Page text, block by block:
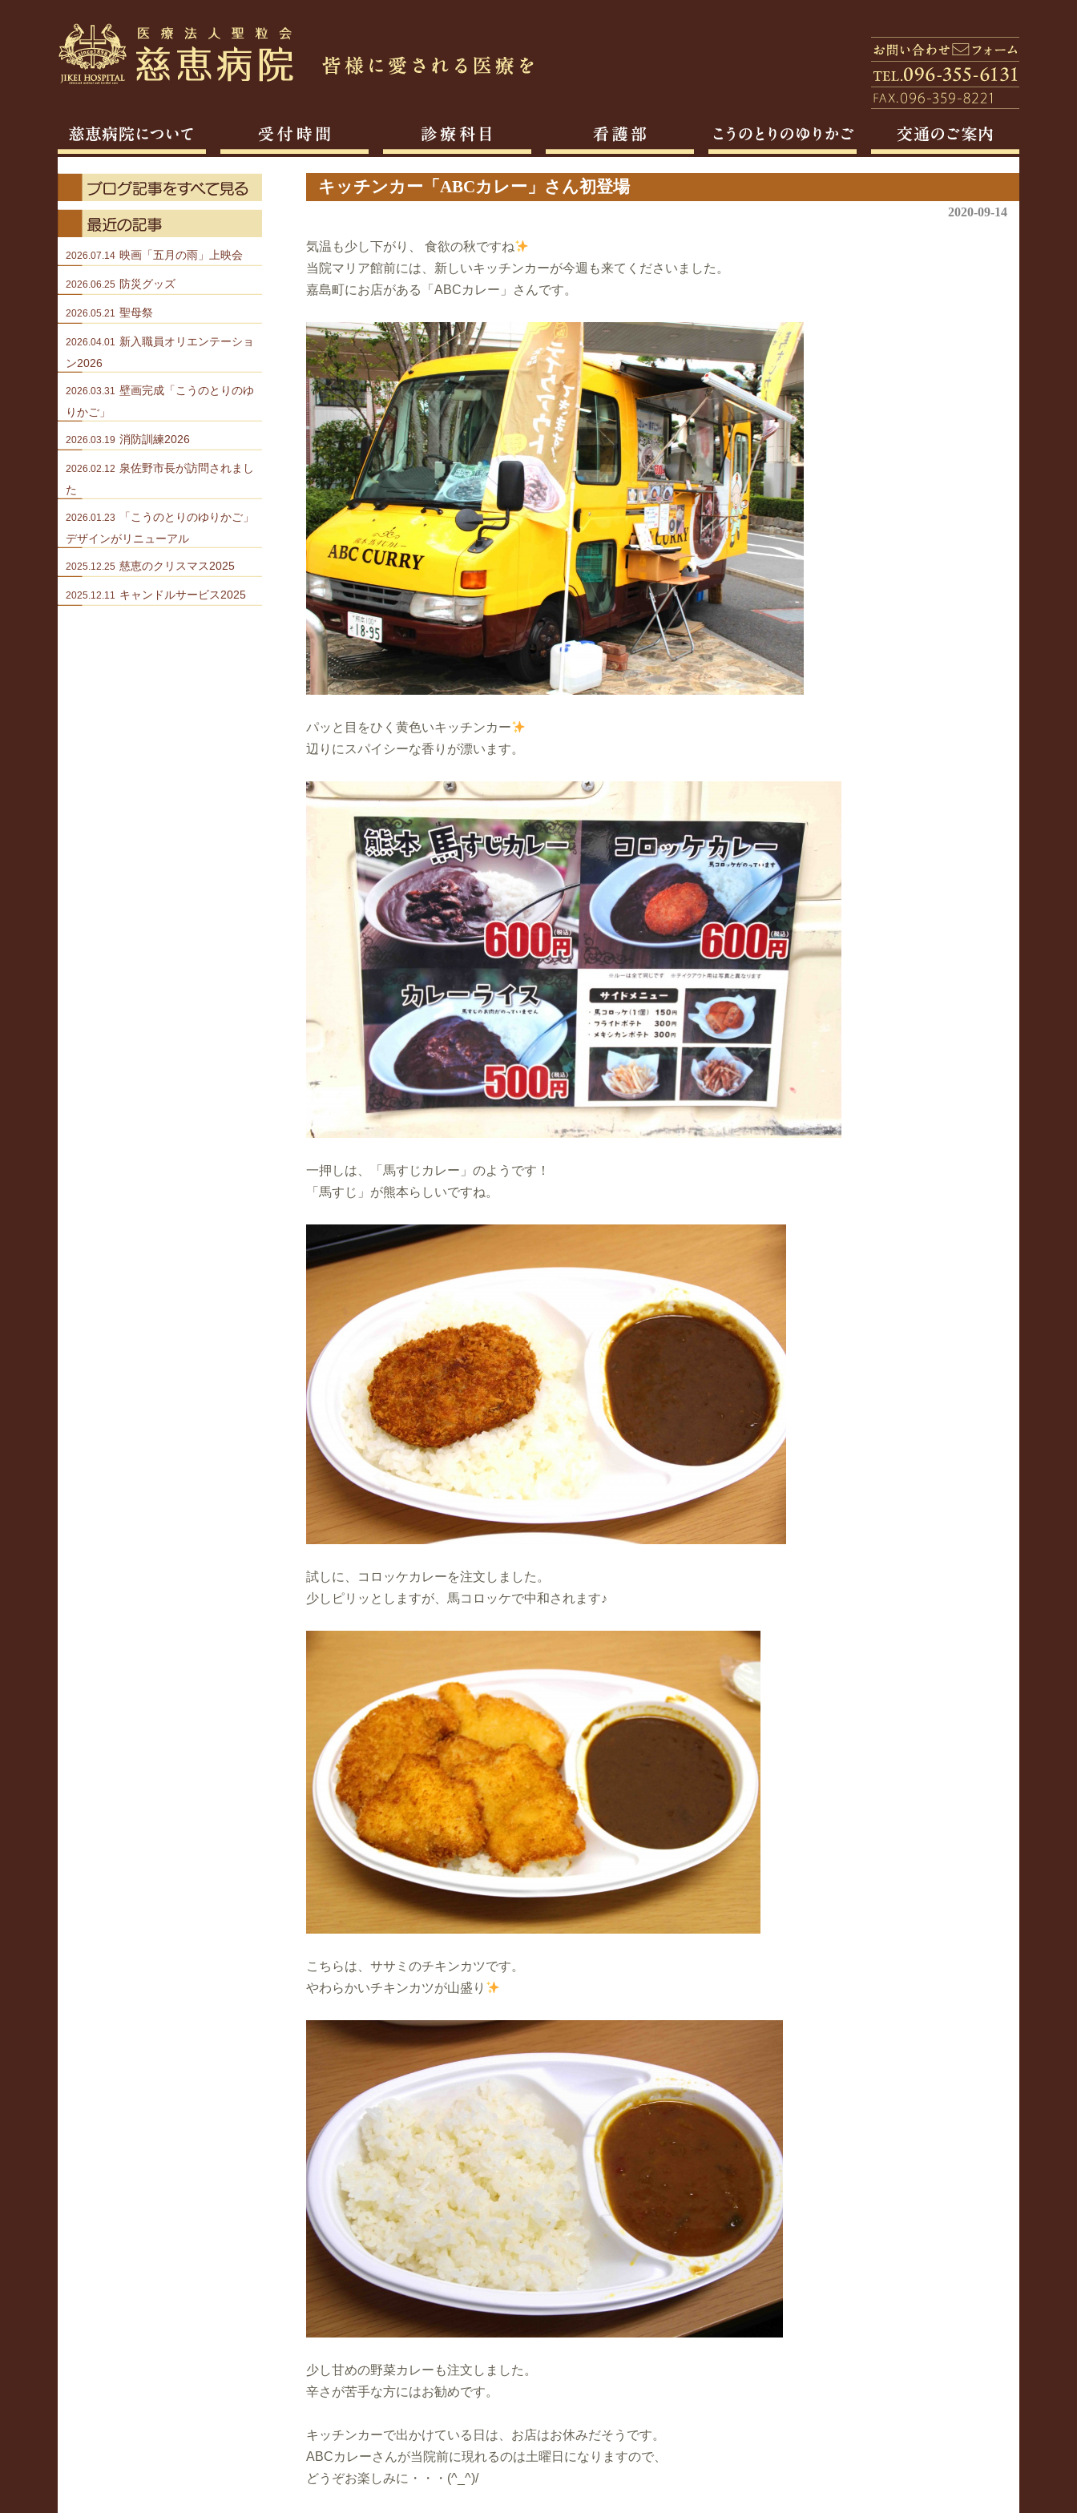
キッチンカー「ABCカレー」さん初登場
2020-09-14
気温も少し下がり、
食欲の秋ですね
当院マリア館前には、新しいキッチンカーが今週も来てくださいました。
嘉島町にお店がある「ABCカレー」さんです。
パッと目をひく黄色いキッチンカー
辺りにスパイシーな香りが漂います。
一押しは、「馬すじカレー」のようです！
「馬すじ」が熊本らしいですね。
試しに、コロッケカレーを注文しました。
少しピリッとしますが、馬コロッケで中和されます♪
こちらは、ササミのチキンカツです。
やわらかいチキンカツが山盛り
少し甘めの野菜カレーも注文しました。
辛さが苦手な方にはお勧めです。
キッチンカーで出かけている日は、お店はお休みだそうです。
ABCカレーさんが当院前に現れるのは土曜日になりますので、
どうぞお楽しみに・・・(^_^)/
2026.07.14 映画「五月の雨」上映会
2026.06.25 防災グッズ
2026.05.21 聖母祭
2026.04.01 新入職員オリエンテーショ
ン2026
2026.03.31 壁画完成「こうのとりのゆ
りかご」
2026.03.19 消防訓練2026
2026.02.12 泉佐野市長が訪問されまし
た
2026.01.23 「こうのとりのゆりかご」
デザインがリニューアル
2025.12.25 慈恵のクリスマス2025
2025.12.11 キャンドルサービス2025